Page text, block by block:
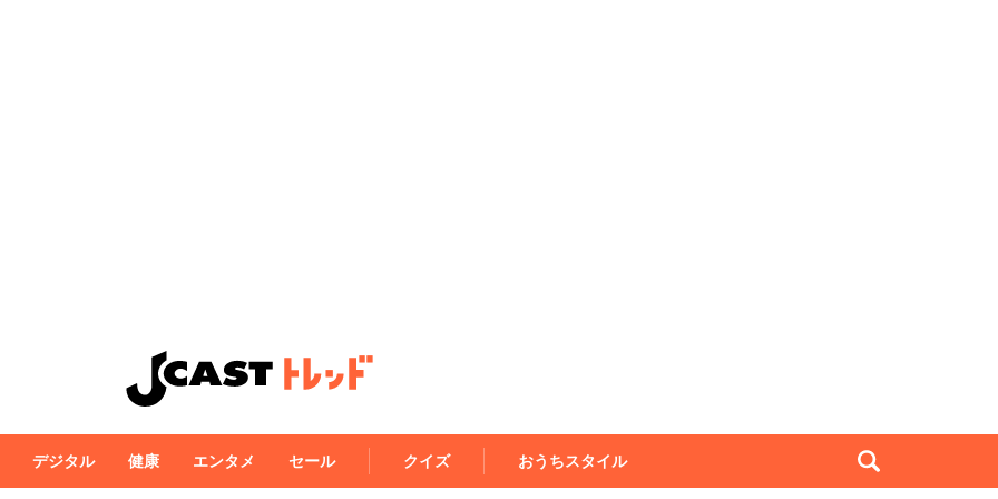
デジタル 健康 エンタメ セール クイズ おうちスタイル